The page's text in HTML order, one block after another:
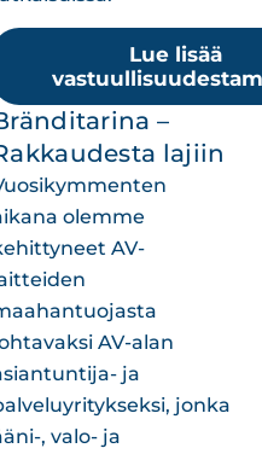
Lue lisää
–
lajiin
olemme
AV-
AV-alan
ja
jonka
, valo- ja